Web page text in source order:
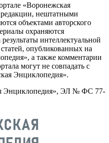
«Воронежская
нештатными
объектами авторского
охраняются
интеллектуальной
опубликованных на
а также комментарии
могут не совпадать с
Энциклопедия».
Энциклопедия», ЭЛ № ФС 77-